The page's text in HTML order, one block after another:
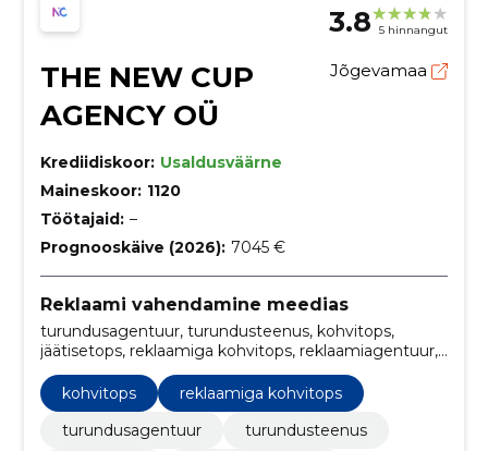
3.8 5 hinnangut
THE NEW CUP
AGENCY OÜ
Jõgevamaa
Krediidiskoor: Usaldusväärne
Maineskoor: 1120
Töötajaid: –
Prognooskäive (2026): 7045 €
Reklaami vahendamine meedias
turundusagentuur, turundusteenus, kohvitops,
jäätisetops, reklaamiga kohvitops, reklaamiagentuur,
turunduseelarve
kohvitops
reklaamiga kohvitops
turundusagentuur
turundusteenus